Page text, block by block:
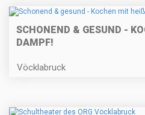
SCHONEND & GESUND -
AMPF!
Vöcklabruck